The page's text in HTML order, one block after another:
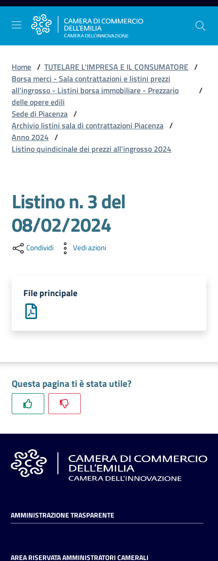
Vai al contenuto
Vai alla navigazione
Vai al footer
La
Camera
dell'Emilia
Promuovere
l'impresa
e
il
Tutelare
l'Impresa
il
L'impresa
in
digitale
Prenotazioni
on line
on line
Home / TUTELARE L'IMPRESA E IL CONSUMATORE /
Borsa merci - Sala contrattazioni e listini prezzi
all'ingrosso - Listini borsa immobiliare - Prezzario
delle opere edili
/
Sede di Piacenza /
Archivio listini sala di contrattazioni Piacenza /
Anno 2024 /
Listino quindicinale dei prezzi all'ingrosso 2024
Listino n. 3 del
08/02/2024
Condividi Vedi azioni
File principale
Questa pagina ti è stata utile?
AMMINISTRAZIONE TRASPARENTE
AREA RISERVATA AMMINISTRATORI CAMERALI